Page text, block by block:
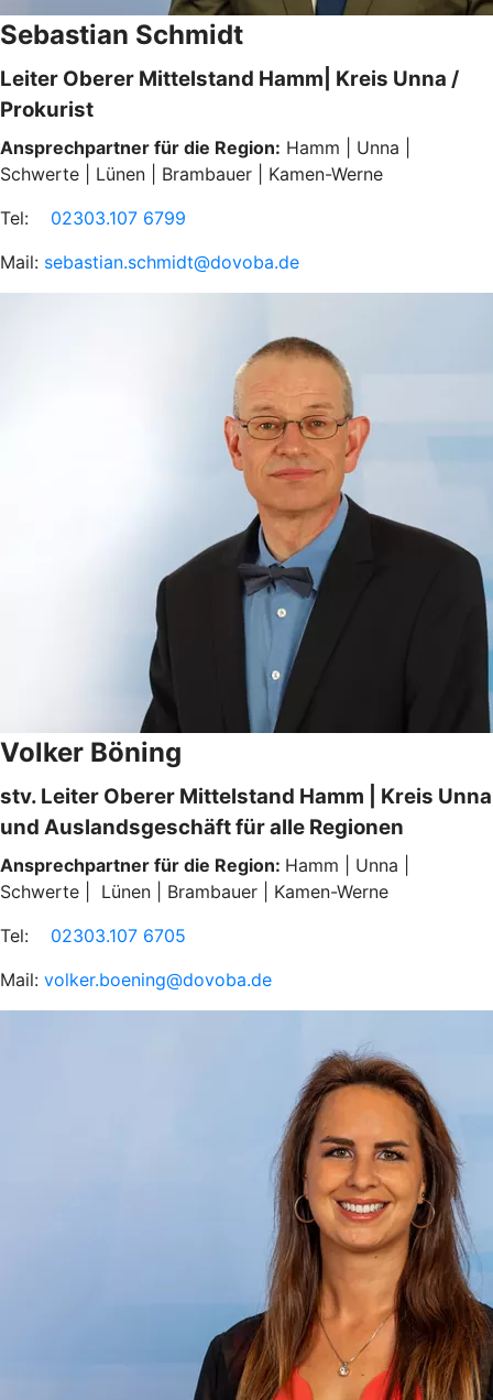
Sebastian Schmidt
Leiter Oberer Mittelstand Hamm| Kreis Unna /
Prokurist
Ansprechpartner für die Region: Hamm | Unna |
Schwerte | Lünen | Brambauer | Kamen-Werne
Tel: 02303.107 6799
Mail: sebastian.schmidt@dovoba.de
Volker Böning
stv. Leiter Oberer Mittelstand Hamm | Kreis Unna
und Auslandsgeschäft für alle Regionen
Ansprechpartner für die Region: Hamm | Unna |
Schwerte | Lünen | Brambauer | Kamen-Werne
Tel: 02303.107 6705
Mail: volker.boening@dovoba.de